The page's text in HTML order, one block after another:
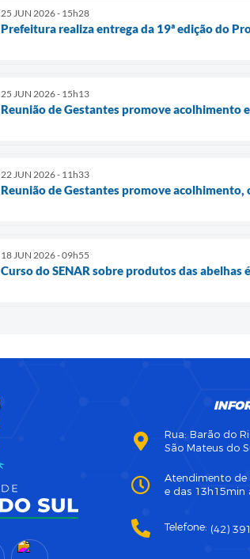
25 JUN 2026 - 15h28
Prefeitura realiza entrega da 19ª edição do
25 JUN 2026 - 15h13
Reunião de Gestantes promove acolhimento
22 JUN 2026 - 11h33
Reunião de Gestantes promove
18 JUN 2026 - 09h55
Curso do SENAR sobre produtos das
Rua: Barão do
São Mateus do
Atendimento de
e das 13h15min
Telefone: (42)